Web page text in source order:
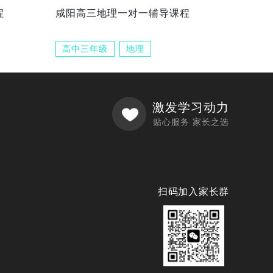
咸阳高三地理一对一辅导课程
高中三年级 地理
激发学习动力
贴心服务 家长之选
扫码加入家长群